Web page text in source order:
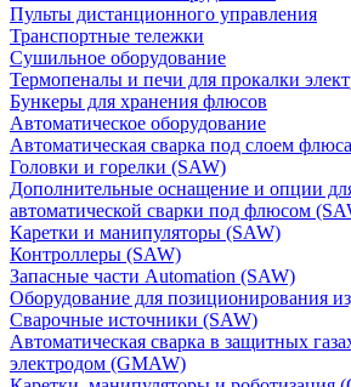
Пульты дистанционного управления
Транспортные тележки
Сушильное оборудование
Термопеналы и печи для прокалки
Бункеры для хранения флюсов
Автоматическое оборудование
Автоматическая сварка под слоем
Головки и горелки (SAW)
Дополнительные оснащение и опции
автоматической сварки под флюсом
Каретки и манипуляторы (SAW)
Контроллеры (SAW)
Запасные части Automation (SAW)
Оборудование для позиционирования
Сварочные источники (SAW)
Автоматическая сварка в защитных
электродом (GMAW)